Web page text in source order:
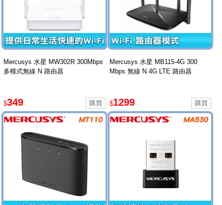
Mercusys 水星 MW302R 300Mbps
多模式無線 N 路由器
$349
Mercusys 水星 MB115-4G 300
Mbps 無線 N 4G LTE 路由器
$1299